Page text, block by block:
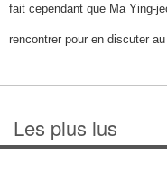
fait cependant que Ma Ying-
rencontrer pour en discuter
Les plus lus